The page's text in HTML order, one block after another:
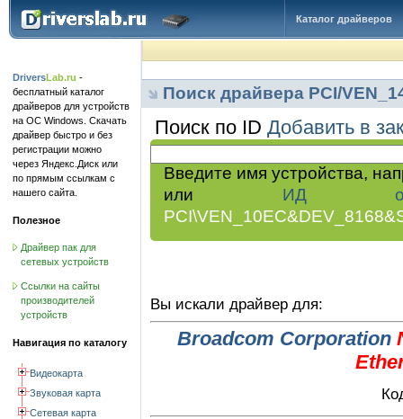
Каталог драйверов
DriversLab.ru -
бесплатный каталог
драйверов для устройств
на ОС Windows. Скачать
драйвер быстро и без
регистрации можно
через Яндекс.Диск или
по прямым ссылкам с
нашего сайта.
Полезное
Драйвер пак для
сетевых устройств
Ссылки на сайты
производителей
устройств
Навигация по каталогу
Видеокарта
Звуковая карта
Сетевая карта
Поиск драйвера PCI/
Поиск по ID Добавить в
Введите имя устройства,
или ИД
Вы искали драйвер для:
Broadcom Corporation